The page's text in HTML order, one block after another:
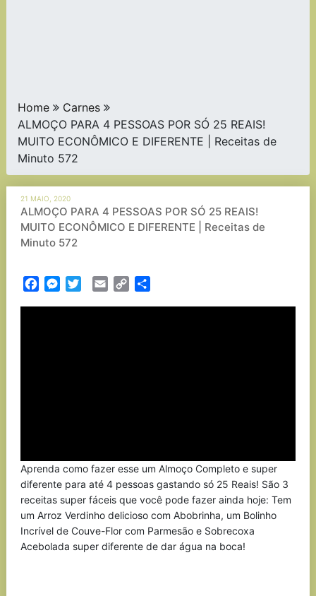
Home
Carnes
ALMOÇO PARA 4 PESSOAS POR SÓ 25 REAIS!
MUITO ECONÔMICO E DIFERENTE | Receitas de
Minuto 572
21 MAIO, 2020
ALMOÇO PARA 4 PESSOAS POR SÓ 25 REAIS!
MUITO ECONÔMICO E DIFERENTE | Receitas de
Minuto 572
FacebookMessenger
TwitterEmail Copy
Aprenda como fazer esse um Almoço Completo e super
diferente para até 4 pessoas gastando só 25 Reais! São 3
receitas super fáceis que você pode fazer ainda hoje: Tem
um Arroz Verdinho delicioso com Abobrinha, um Bolinho
Incrível de Couve-Flor com Parmesão e Sobrecoxa
Acebolada super diferente de dar água na boca!